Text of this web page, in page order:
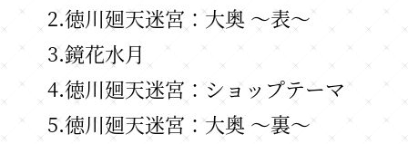
2.徳川廻天迷宮：大奥 ～表～
3.鏡花水月
4.徳川廻天迷宮：ショップテーマ
5.徳川廻天迷宮：大奥 ～裏～